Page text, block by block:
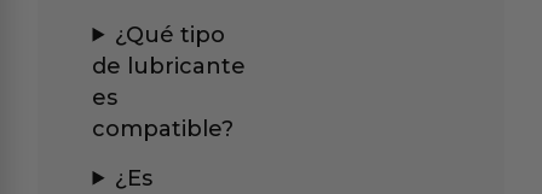
¿Qué tipo
de lubricante
es
compatible?
¿Es